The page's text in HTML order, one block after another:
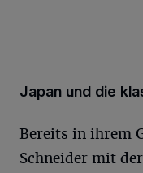
Japan und die
Bereits in ihrem
Schneider mit